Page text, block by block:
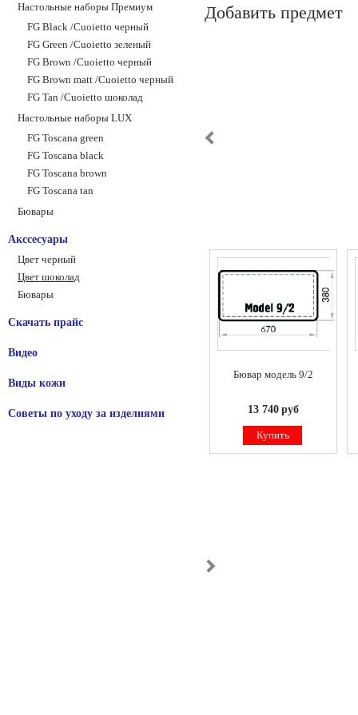
Настольные наборы Премиум
FG Black /Сuoietto черный
FG Green /Сuoietto зеленый
FG Brown /Сuoietto черный
FG Brown matt /Сuoietto черный
FG Tan /Сuoietto шоколад
Настольные наборы LUX
FG Toscana green
FG Toscana black
FG Toscana brown
FG Toscana tan
Бювары
Акссесуары
Цвет черный
Цвет шоколад
Бювары
Скачать прайс
Видео
Виды кожи
Советы по уходу за изделиями
Добавить предмет
Бювар модель 9/2
13 740 руб
Купить